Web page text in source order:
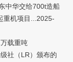
中华交给700t造船
重机项目...2025-
载重吨
社（LR）颁布的